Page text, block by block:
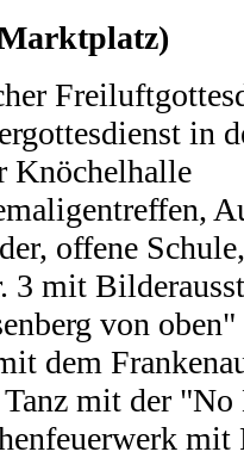
in
Knöchelhalle
offene
3 mit
von
dem
mit der
mit